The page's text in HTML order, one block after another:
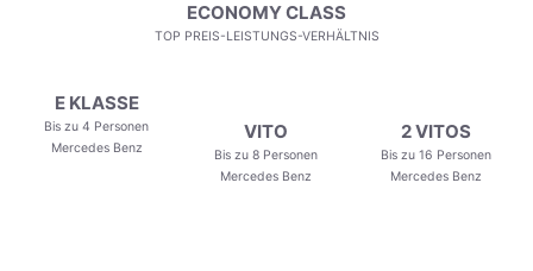
ECONOMY CLASS
TOP PREIS-LEISTUNGS-VERHÄLTNIS
E KLASSE
Bis zu 4 Personen
Mercedes Benz
VITO
Bis zu 8 Personen
Mercedes Benz
2 VITOS
Bis zu 16 Personen
Mercedes Benz